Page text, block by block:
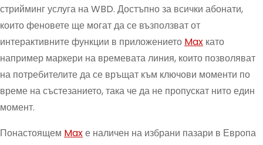
стрийминг услуга на WBD. Достъпно за всички абонати,
които феновете ще могат да се възползват от
интерактивните функции в приложението Max като
например маркери на времевата линия, които позволяват
на потребителите да се връщат към ключови моменти по
време на състезанието, така че да не пропускат нито един
момент.
Понастоящем Maxе наличен на избрани пазари в Европа